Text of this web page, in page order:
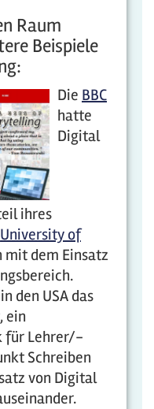
Raum
Beispiele
Die BBC
hatte
Digital
ihres
University of
dem Einsatz
den USA das
, ein
für Lehrer/-
Schreiben
von Digital